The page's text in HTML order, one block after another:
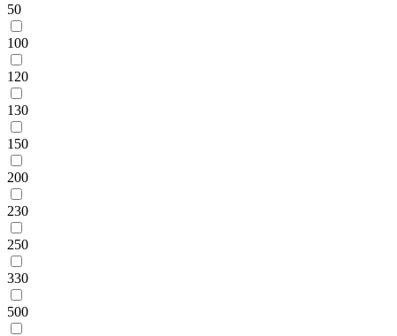
50
100
120
130
150
200
230
250
330
500